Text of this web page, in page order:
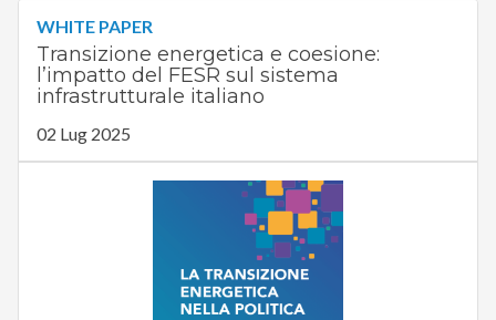
WHITE PAPER
Transizione energetica e coesione:
l’impatto del FESR sul sistema
infrastrutturale italiano
02 Lug 2025